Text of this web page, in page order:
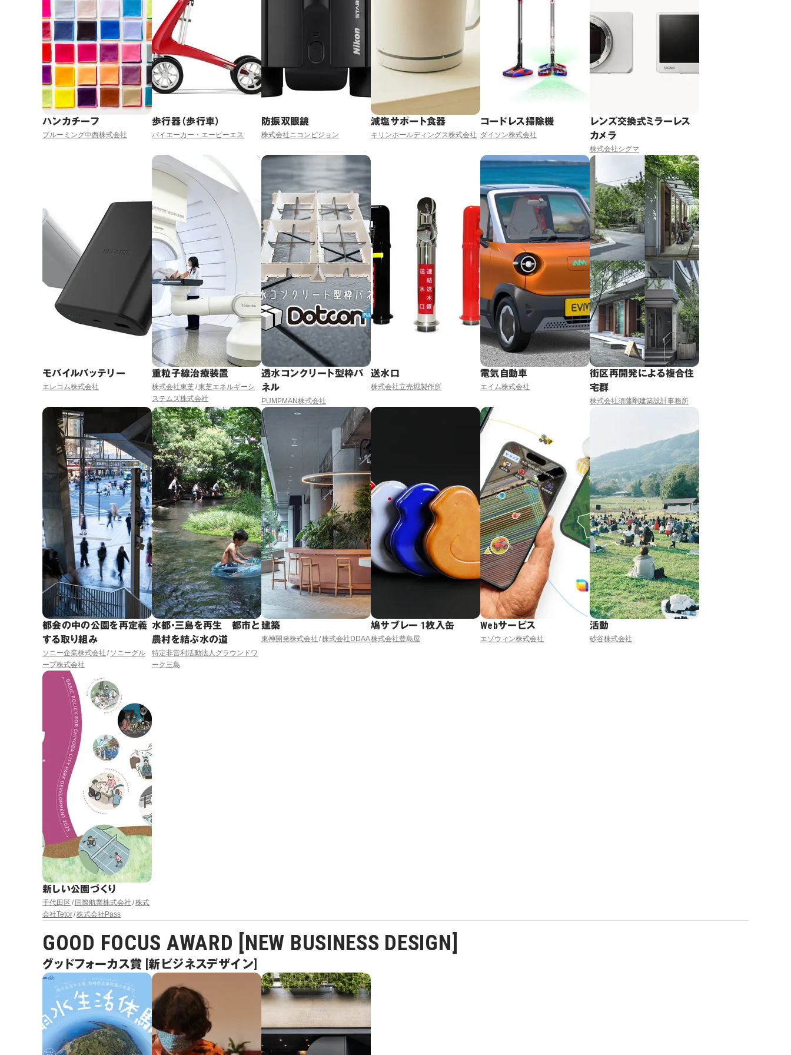
ハンカチーフ
ブルーミング中西株式会社
歩行器（歩行車）
バイエーカー・エーピーエス
防振双眼鏡
株式会社ニコンビジョン
減塩サポート食器
キリンホールディングス株式会社
コードレス掃除機
ダイソン株式会社
レンズ交換式ミラーレス
カメラ
株式会社シグマ
モバイルバッテリー
エレコム株式会社
重粒子線治療装置
株式会社東芝 東芝エネルギーシ
ステムズ株式会社
透水コンクリート型枠パ
ネル
PUMPMAN株式会社
送水口
株式会社立売堀製作所
電気自動車
エイム株式会社
街区再開発による複合住
宅群
株式会社須藤剛建築設計事務所
都会の中の公園を再定義
する取り組み
ソニー企業株式会社
ソニーグル
ープ株式会社
水都・三島を再生 都市と
農村を結ぶ水の道
特定非営利活動法人グラウンドワ
ーク三島
建築
東神開発株式会社 株式会社DDAA
鳩サブレー 1枚入缶
株式会社豊島屋
Webサービス
エゾウィン株式会社
活動
砂谷株式会社
新しい公園づくり
千代田区 国際航業株式会社 株式
会社Tetor 株式会社Pass
GOOD FOCUS AWARD [NEW BUSINESS DESIGN]
グッドフォーカス賞 [新ビジネスデザイン]